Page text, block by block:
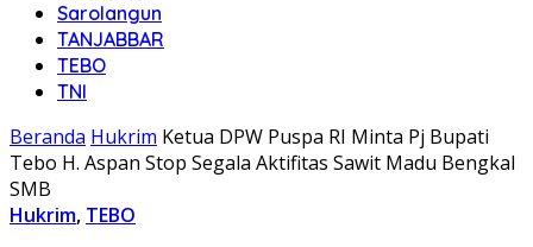
Sarolangun
TANJABBAR
TEBO
TNI
Beranda Hukrim Ketua DPW Puspa RI Minta Pj Bupati
Tebo H. Aspan Stop Segala Aktifitas Sawit Madu Bengkal
SMB
Hukrim, TEBO